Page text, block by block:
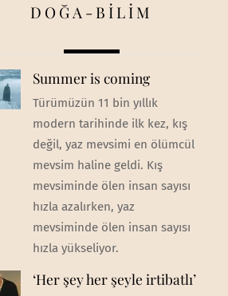
DOĞA-BİLİM
Summer is coming
Türümüzün 11 bin yıllık
modern tarihinde ilk kez, kış
değil, yaz mevsimi en ölümcül
mevsim haline geldi. Kış
mevsiminde ölen insan sayısı
hızla azalırken, yaz
mevsiminde ölen insan sayısı
hızla yükseliyor.
‘Her şey her şeyle irtibatlı’